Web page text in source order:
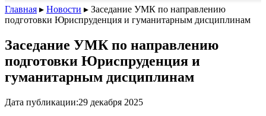
Главная ▸ Новости ▸ Заседание УМК по направлению
подготовки Юриспруденция и гуманитарным дисциплинам
Заседание УМК по направлению
подготовки Юриспруденция и
гуманитарным дисциплинам
Дата публикации:29 декабря 2025